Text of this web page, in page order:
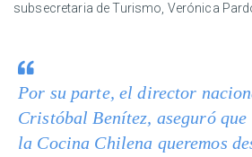
subsecretaria de Turismo, Verónica
Por su parte, el director
Cristóbal Benítez, aseguró que
la Cocina Chilena queremos